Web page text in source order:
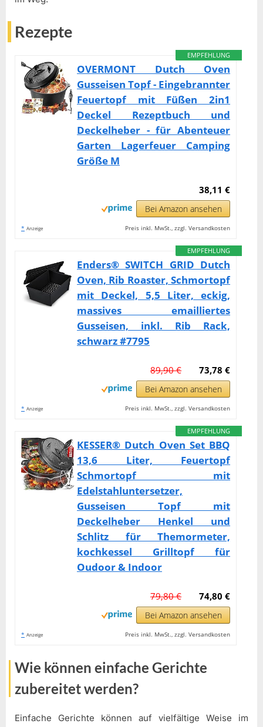
Rezepte
EMPFEHLUNG
OVERMONT Dutch Oven
Gusseisen Topf - Eingebrannter
Feuertopf mit Füßen 2in1
Deckel Rezeptbuch und
Deckelheber - für Abenteuer
Garten Lagerfeuer Camping
Größe M
38,11 €
Bei Amazon ansehen
* Anzeige Preis inkl. MwSt., zzgl. Versandkosten
EMPFEHLUNG
Enders® SWITCH GRID Dutch
Oven, Rib Roaster, Schmortopf
mit Deckel, 5,5 Liter, eckig,
massives emailliertes
Gusseisen, inkl. Rib Rack,
schwarz #7795
73,78 €
89,90 €
Bei Amazon ansehen
* Anzeige Preis inkl. MwSt., zzgl. Versandkosten
EMPFEHLUNG
KESSER® Dutch Oven Set BBQ
13,6 Liter, Feuertopf
Schmortopf mit
Edelstahluntersetzer,
Gusseisen Topf mit
Deckelheber Henkel und
Schlitz für Themormeter,
kochkessel Grilltopf für
Oudoor & Indoor
74,80 €
79,80 €
Bei Amazon ansehen
* Anzeige Preis inkl. MwSt., zzgl. Versandkosten
Wie können einfache Gerichte
zubereitet werden?
Einfache Gerichte können auf vielfältige Weise im